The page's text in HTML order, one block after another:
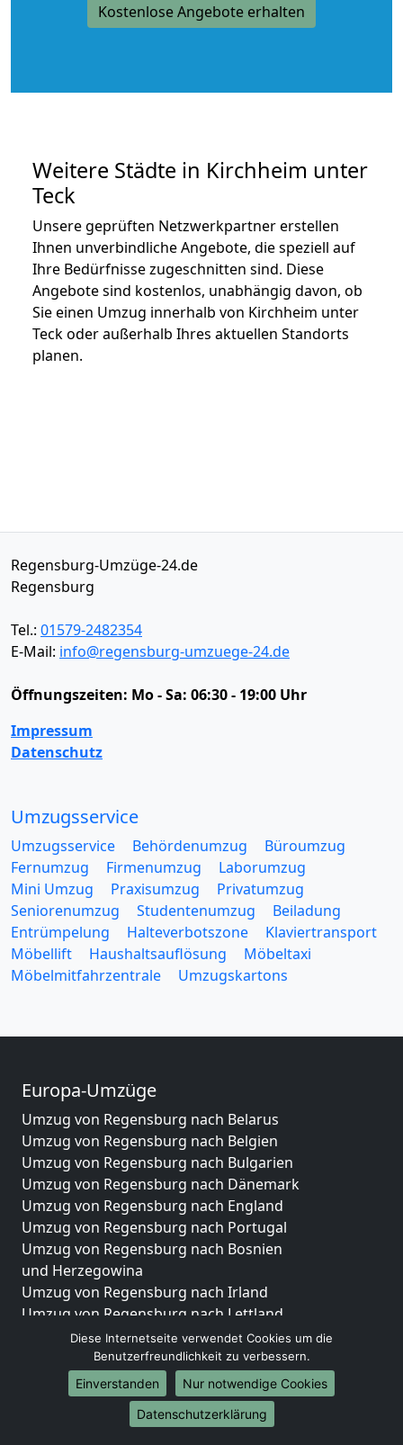
Kostenlose Angebote erhalten
Weitere Städte in Kirchheim unter
Teck
Unsere geprüften Netzwerkpartner erstellen
Ihnen unverbindliche Angebote, die speziell auf
Ihre Bedürfnisse zugeschnitten sind. Diese
Angebote sind kostenlos, unabhängig davon, ob
Sie einen Umzug innerhalb von Kirchheim unter
Teck oder außerhalb Ihres aktuellen Standorts
planen.
Regensburg-Umzüge-24.de
Regensburg
Tel.: 01579-2482354
E-Mail: info@regensburg-umzuege-24.de
Öffnungszeiten: Mo - Sa: 06:30 - 19:00 Uhr
Impressum
Datenschutz
Umzugsservice
Umzugsservice Behördenumzug
Büroumzug
Fernumzug
Firmenumzug
Laborumzug
Mini Umzug
Praxisumzug
Privatumzug
Seniorenumzug
Studentenumzug
Beiladung
Entrümpelung
Halteverbotszone
Klaviertransport
Möbellift
Haushaltsauflösung
Möbeltaxi
Möbelmitfahrzentrale
Umzugskartons
Europa-Umzüge
Umzug von Regensburg nach Belarus
Umzug von Regensburg nach Belgien
Umzug von Regensburg nach Bulgarien
Umzug von Regensburg nach Dänemark
Umzug von Regensburg nach England
Umzug von Regensburg nach Portugal
Umzug von Regensburg nach Bosnien
und Herzegowina
Umzug von Regensburg nach Irland
Umzug von Regensburg nach Lettland
Umzug von Regensburg nach Zypern
Umzug von Regensburg nach Kroatien
Umzug von Regensburg nach Estland
Umzug von Regensburg nach Finnland
Umzug von Regensburg nach Frankreich
Diese Internetseite verwendet Cookies um die
Benutzerfreundlichkeit zu verbessern.
Einverstanden
Nur notwendige Cookies
Datenschutzerklärung